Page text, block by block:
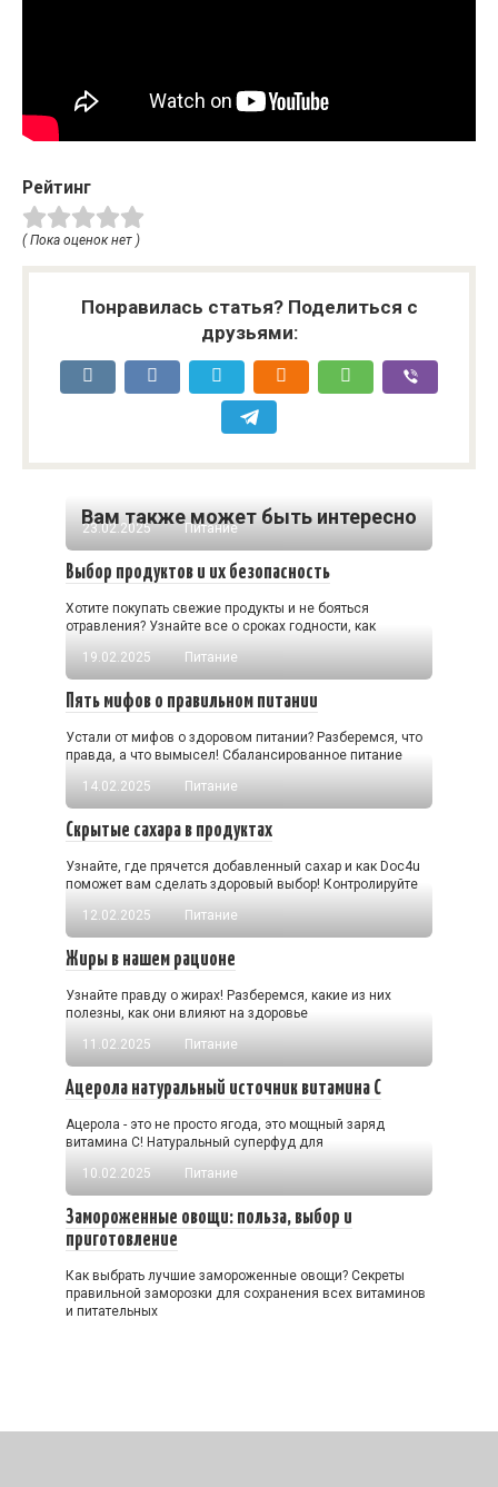
Рейтинг
( Пока оценок нет )
Понравилась статья? Поделиться с
друзьями:
Вам также может быть интересно
23.02.2025 Питание
Выбор продуктов и их безопасность
Хотите покупать свежие продукты и не бояться
отравления? Узнайте все о сроках годности, как
19.02.2025
Питание
Пять мифов о правильном питании
Устали от мифов о здоровом питании? Разберемся, что
правда, а что вымысел! Сбалансированное питание
14.02.2025
Питание
Скрытые сахара в продуктах
Узнайте, где прячется добавленный сахар и как Doc4u
поможет вам сделать здоровый выбор! Контролируйте
12.02.2025
Питание
Жиры в нашем рационе
Узнайте правду о жирах! Разберемся, какие из них
полезны, как они влияют на здоровье
11.02.2025
Питание
Ацерола натуральный источник витамина С
Ацерола - это не просто ягода, это мощный заряд
витамина С! Натуральный суперфуд для
10.02.2025
Питание
Замороженные овощи: польза, выбор и
приготовление
Как выбрать лучшие замороженные овощи? Секреты
правильной заморозки для сохранения всех витаминов
и питательных